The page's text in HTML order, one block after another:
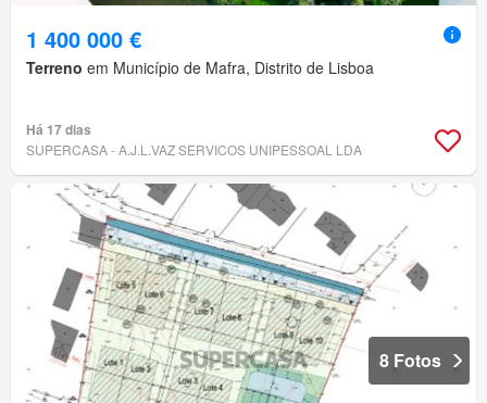
1 400 000 €
Terreno em Município de Mafra, Distrito de Lisboa
Há 17 dias
SUPERCASA - A.J.L.VAZ SERVICOS UNIPESSOAL LDA
8 Fotos